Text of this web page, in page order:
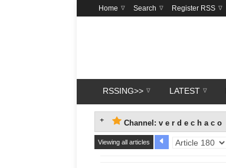
Home Search Register RSS
RSSING>> LATEST
Channel: v e r d e c h a c o
Viewing all articles